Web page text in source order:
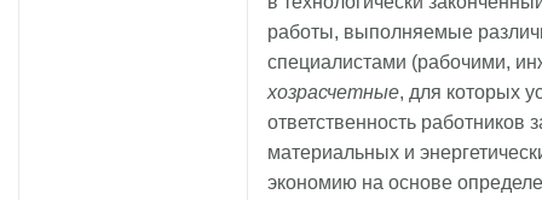
работы, выполняемые
специалистами (рабочими,
хозрасчетные, для которых
ответственность работников
материальных и
экономию на основе